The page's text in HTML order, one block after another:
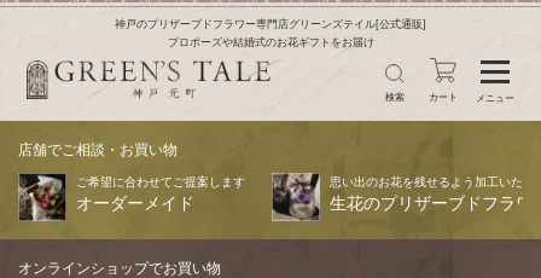
神戸のプリザーブドフラワー専門店グリーンズテイル[公式通販]
プロポーズや結婚式のお花ギフトをお届け
メニュー
検索 カート
店舗でご相談・お買い物
ご希望に合わせてご提案します
オーダーメイド
思い出のお花を残せるよう加工いたし
生花のプリザーブドフラワ
オンラインショップでお買い物